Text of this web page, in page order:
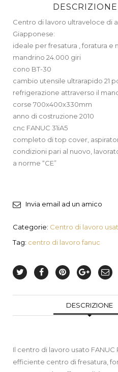
Centro di lavoro ultraveloce di
Giapponese:
ideale per fresatura , foratura e
mandrino 24.000 giri
cono BT-30
cambio utensile ultrarapido 21
refrigerazione attraverso il
corse 700x400x330mm
anno di costruzione 2010
cnc FANUC 31iA5
completo di top cover,
condizioni pari al nuovo,
a norme “CE”
Invia email ad un amico
Categorie: Centro di lavoro
Tag: centro di lavoro fanuc
DESCRIZIONE
Il centro di lavoro usato FANUC
efficiente centro di fresatura,